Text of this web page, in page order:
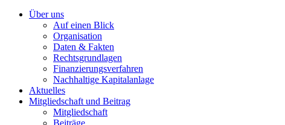
Über uns
Auf einen Blick
Organisation
Daten & Fakten
Rechtsgrundlagen
Finanzierungsverfahren
Nachhaltige Kapitalanlage
Aktuelles
Mitgliedschaft und Beitrag
Mitgliedschaft